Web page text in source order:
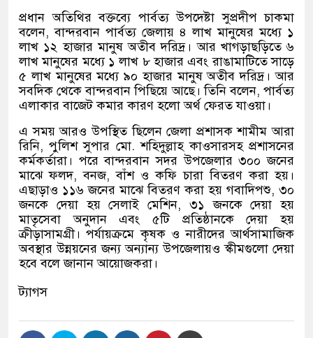
প্রধান অতিথির বক্তব্যে পার্বত্য উপদেষ্টা সুপ্রদীপ চাকমা
বলেন, বান্দরবান পার্বত্য জেলায় ৪ লাখ মানুষের মধ্যে ১
লাখ ১২ হাজার মানুষ অতীব দরিদ্র। আর খাগড়াছড়িতে ৬
লাখ মানুষের মধ্যে ১ লাখ ৮ হাজার এবং রাঙামাটিতে সাড়ে
৫ লাখ মানুষের মধ্যে ৯০ হাজার মানুষ অতীব দরিদ্র। আর
সবদিক থেকে বান্দরবান পিছিয়ে আছে। তিনি বলেন, পার্বত্য
এলাকার বাজেট কমার কারণ হলো অর্থ ফেরত যাওয়া।
এ সময় আরও উপস্থিত ছিলেন জেলা প্রশাসক শামীম আরা
রিনি, পুলিশ সুপার মো. শহিদুল্লাহ কাওসারসহ প্রশাসনের
কর্মকর্তারা। পরে বান্দরবান সদর উপজেলার ৩০০ জনের
মাঝে ফলদ, বনজ, বাঁশ ও কফি চারা বিতরণ করা হয়।
এছাড়াও ১১৬ জনের মাঝে বিতরণ করা হয় গবাদিপশু, ৩০
জনকে দেয়া হয় সেলাই মেশিন, ৩১ জনকে দেয়া হয়
মাতৃসেবা অনুদান এবং ৫টি প্রতিষ্ঠানকে দেয়া হয়
ক্রীড়াসামগ্রী। পর্যায়ক্রমে কৃষক ও নারীদের আর্থসামাজিক
অবস্থার উন্নয়নের জন্য অন্যান্য উপজেলায়ও স্কীমগুলো দেয়া
হবে বলে জানান আয়োজকরা।
ট্যাগস